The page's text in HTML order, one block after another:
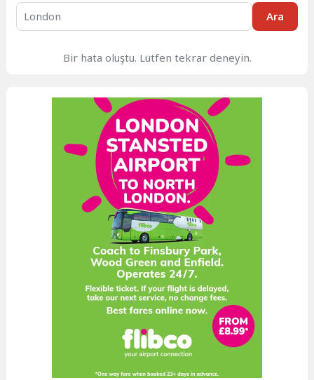
Ara
Bir hata oluştu. Lütfen tekrar deneyin.